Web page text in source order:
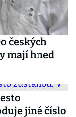
českých
mají hned
jiné číslo